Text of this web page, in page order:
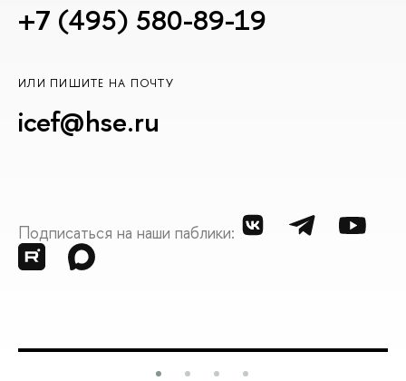
+7 (495) 580-89-19
ИЛИ ПИШИТЕ НА ПОЧТУ
icef@hse.ru
Подписаться на наши паблики: